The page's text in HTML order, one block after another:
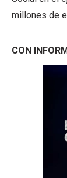
millones de
CON